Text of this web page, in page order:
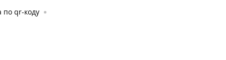
по qr-коду